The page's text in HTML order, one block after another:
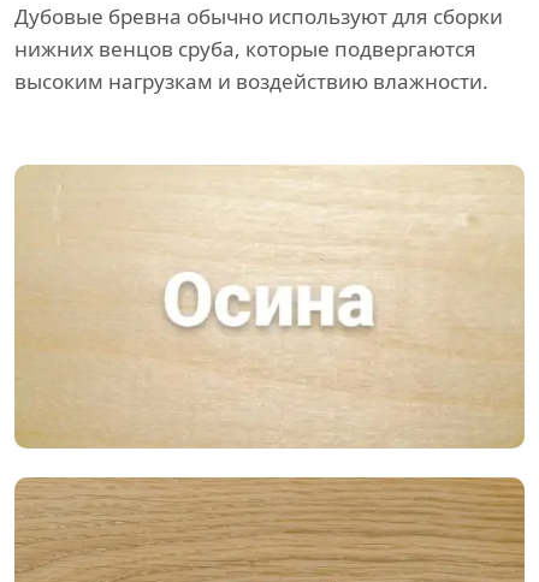
Дубовые бревна обычно используют для сборки
нижних венцов сруба, которые подвергаются
высоким нагрузкам и воздействию влажности.